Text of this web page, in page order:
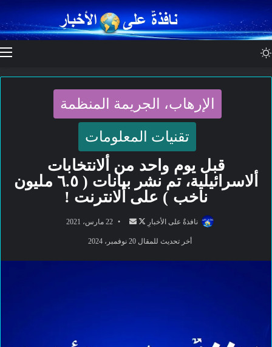
الإرهاب، الجريمة المنظمة
تقنيات المعلومات
قبل يوم واحد من ألانتخابات
ألاسرائيلية، تم نشر بيانات ( ٦.٥ مليون
ناخب ) على ألانترنت !
نافذةٌ على الأخبارِ
تابعأرسل22 مارس، 2021
أخر تحديث للمقال 20 نوفمبر، 2024